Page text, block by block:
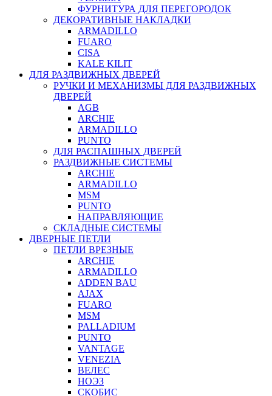
ФУРНИТУРА ДЛЯ ПЕРЕГОРОДОК
ДЕКОРАТИВНЫЕ НАКЛАДКИ
ARMADILLO
FUARO
CISA
KALE KILIT
ДЛЯ РАЗДВИЖНЫХ ДВЕРЕЙ
РУЧКИ И МЕХАНИЗМЫ ДЛЯ РАЗДВИЖНЫХ
ДВЕРЕЙ
AGB
ARCHIE
ARMADILLO
PUNTO
ДЛЯ РАСПАШНЫХ ДВЕРЕЙ
РАЗДВИЖНЫЕ СИСТЕМЫ
ARCHIE
ARMADILLO
MSM
PUNTO
НАПРАВЛЯЮЩИЕ
СКЛАДНЫЕ СИСТЕМЫ
ДВЕРНЫЕ ПЕТЛИ
ПЕТЛИ ВРЕЗНЫЕ
ARCHIE
ARMADILLO
ADDEN BAU
AJAX
FUARO
MSM
PALLADIUM
PUNTO
VANTAGE
VENEZIA
ВЕЛЕС
НОЭЗ
СКОБИС